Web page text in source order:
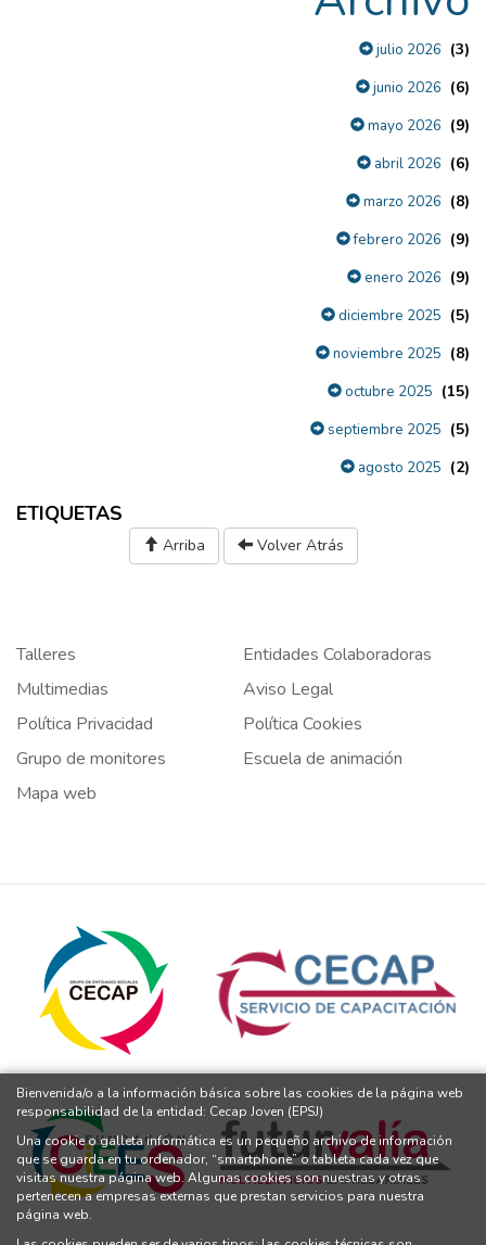
julio 2026 (3)
junio 2026 (6)
mayo 2026 (9)
abril 2026 (6)
marzo 2026 (8)
febrero 2026 (9)
enero 2026 (9)
diciembre 2025 (5)
noviembre 2025 (8)
octubre 2025 (15)
septiembre 2025 (5)
agosto 2025 (2)
ETIQUETAS
Arriba Volver Atrás
Talleres
Entidades Colaboradoras
Multimedias
Aviso Legal
Política Privacidad
Política Cookies
Grupo de monitores
Escuela de animación
Mapa web
Bienvenida/o a la información básica sobre las cookies de la página web
responsabilidad de la entidad: Cecap Joven (EPSJ)
Una cookie o galleta informática es un pequeño archivo de información
que se guarda en tu ordenador, “smartphone” o tableta cada vez que
visitas nuestra página web. Algunas cookies son nuestras y otras
pertenecen a empresas externas que prestan servicios para nuestra
página web.